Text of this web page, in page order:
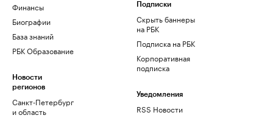
Финансы
Биографии
База знаний
РБК Образование
Новости
регионов
Санкт-Петербург
и область
Подписки
Скрыть баннеры
на РБК
Подписка на РБК
Корпоративная
подписка
Уведомления
RSS Новости